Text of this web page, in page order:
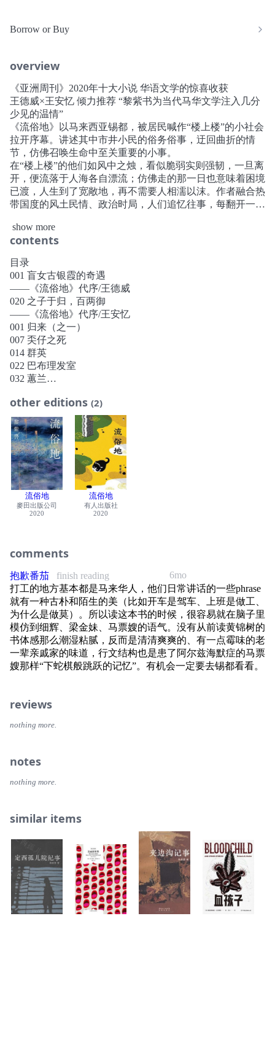
Borrow or Buy
overview
《亚洲周刊》2020年十大小说 华语文学的惊喜收获
王德威×王安忆 倾力推荐 “黎紫书为当代马华文学注入几分
少见的温情”
《流俗地》以马来西亚锡都，被居民喊作“楼上楼”的小社会
拉开序幕。讲述其中市井小民的俗务俗事，迂回曲折的情
节，仿佛召唤生命中至关重要的小事。
在“楼上楼”的他们如风中之烛，看似脆弱实则强韧，一旦离
开，便流落于人海各自漂流；仿佛走的那一日也意味着困境
已渡，人生到了宽敞地，再不需要人相濡以沫。作者融合热
带国度的风土民情、政治时局，人们追忆往事，每翻开一页
这里的雨下得频繁，人生不少重要的事好像都是在雨中发
生。那些记忆如今被掀开来感觉依然湿淋淋，即便干了，也
像泡了水的书本，纸张全荡起波纹，难以平复。
马来锡都世俗小城里的平淡生活，数十年历史深处的一众卑
微生命。
个人命运的创伤与徙家流落，不同族群关于各自民族的身份
认同与情感交融。每一种悲凉的生存底色中，都高昂着人性
的倔强。每一个个体的浮沉，都渗透着作者对历史饱含关怀
的回望，对现实政治有距离的观望，对海外华人民族身份的
复杂情结。
show more
contents
目录
001 盲女古银霞的奇遇
——《流俗地》代序/王德威
020 之子于归，百两御
——《流俗地》代序/王安忆
001 归来（之一）
007 奀仔之死
014 群英
022 巴布理发室
032 蕙兰
050 猫
061 莲珠
071 迦尼萨
082 大伯公
090 美丽园
098 鬼
111 所有的路
124 密山新村
132 南乳包
180 仨
193 良人
205 那个人
217 春分
229 夏至
241 公仔纸
252 远水与近火
264 立秋
276 女孩如此
314 奔丧
341 信
377 失踪
387 恶年
428 一路上
461 后记：吾若不写，无人能写
other editions (2)
流俗地
麥田出版公司
2020
流俗地
有人出版社
2020
comments
6mo
抱歉番茄
finish reading
打工的地方基本都是马来华人，他们日常讲话的一些phrase
就有一种古朴和陌生的美（比如开车是驾车、上班是做工、
为什么是做莫）。所以读这本书的时候，很容易就在脑子里
模仿到细辉、梁金妹、马票嫂的语气。没有从前读黄锦树的
书体感那么潮湿粘腻，反而是清清爽爽的、有一点霉味的老
一辈亲戚家的味道，行文结构也是患了阿尔兹海默症的马票
嫂那样“下蛇棋般跳跃的记忆”。有机会一定要去锡都看看。
reviews
nothing more.
notes
nothing more.
similar items